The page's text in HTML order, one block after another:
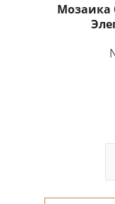
Мозаика